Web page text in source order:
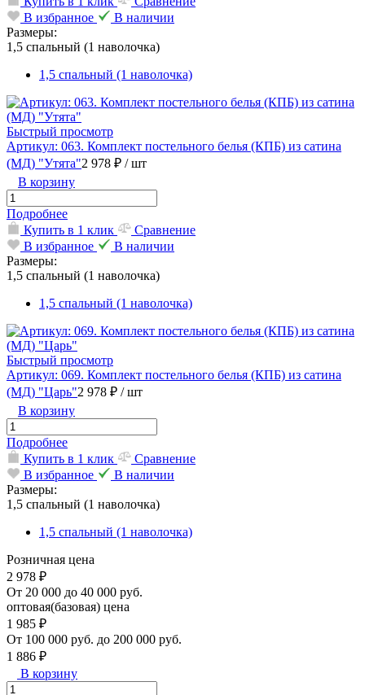
В избранное
В наличии
Размеры:
1,5 спальный (1 наволочка)
1,5 спальный (1 наволочка)
Быстрый просмотр
Артикул: 063. Комплект постельного белья (КПБ) из сатина
(МД) "Утята"2 978 ₽ / шт
В корзину
Подробнее
Купить в 1 клик
Сравнение
В избранное
В наличии
Размеры:
1,5 спальный (1 наволочка)
1,5 спальный (1 наволочка)
Быстрый просмотр
Артикул: 069. Комплект постельного белья (КПБ) из сатина
(МД) "Царь"2 978 ₽ / шт
В корзину
Подробнее
Купить в 1 клик
Сравнение
В избранное
В наличии
Размеры:
1,5 спальный (1 наволочка)
1,5 спальный (1 наволочка)
Розничная цена
2 978 ₽
От 20 000 до 40 000 руб.
оптовая(базовая) цена
1 985 ₽
От 100 000 руб. до 200 000 руб.
1 886 ₽
В корзину